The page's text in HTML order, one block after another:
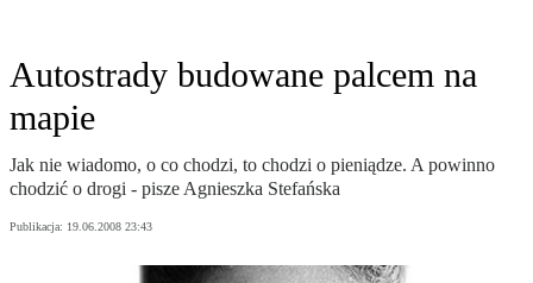
Autostrady budowane palcem na
mapie
Jak nie wiadomo, o co chodzi, to chodzi o pieniądze. A powinno
chodzić o drogi - pisze Agnieszka Stefańska
Publikacja: 19.06.2008 23:43